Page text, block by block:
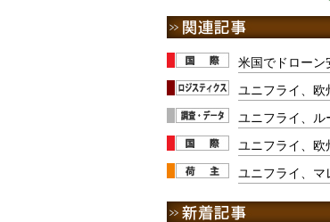
米国でドローン
ユニフライ、欧
ユニフライ、
ユニフライ、
ユニフライ、